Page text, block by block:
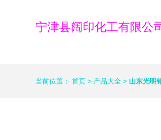
宁津县阔印化工有限公
当前位置： 首页 > 产品大全 > 山东光明